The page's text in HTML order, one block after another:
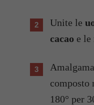
Unite le
cacao e le
composto
180° per